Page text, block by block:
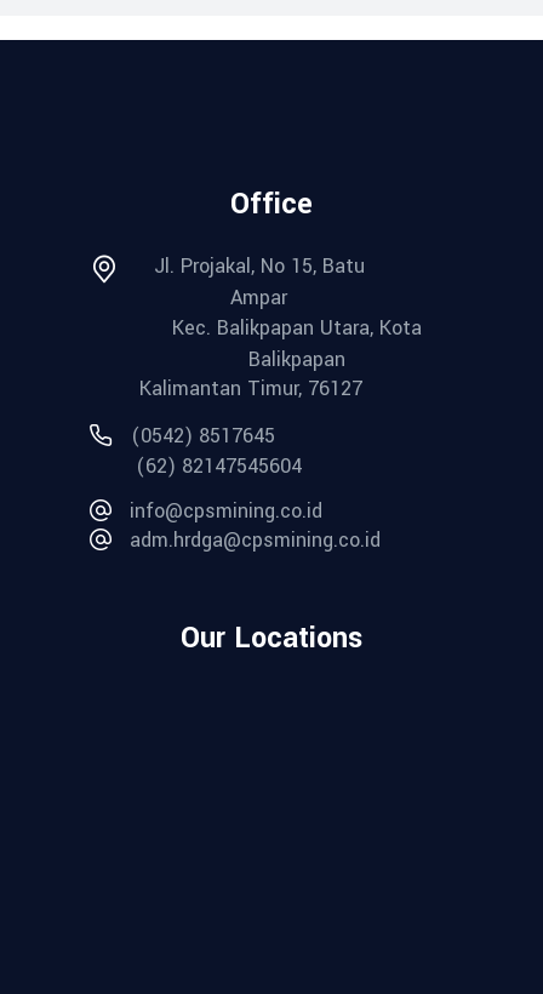
Office
Jl. Projakal, No 15, Batu
Ampar
Kec. Balikpapan Utara, Kota
Balikpapan
Kalimantan Timur, 76127
(0542) 8517645
(62) 82147545604
info@cpsmining.co.id
adm.hrdga@cpsmining.co.id
Our Locations